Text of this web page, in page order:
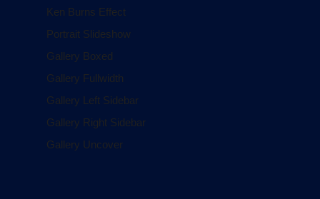
Ken Burns Effect
Portrait Slideshow
Gallery Boxed
Gallery Fullwidth
Gallery Left Sidebar
Gallery Right Sidebar
Gallery Uncover